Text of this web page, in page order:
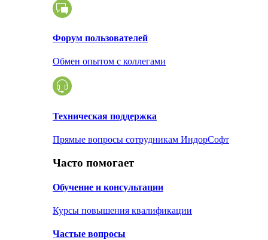
Форум пользователей
Обмен опытом с коллегами
Техническая поддержка
Прямые вопросы сотрудникам ИндорСофт
Часто помогает
Обучение и консультации
Курсы повышения квалификации
Частые вопросы